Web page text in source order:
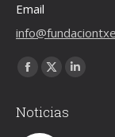
Email
Encuéntranos en:
Facebook
opens
X
opens
Linkedin
Noticias